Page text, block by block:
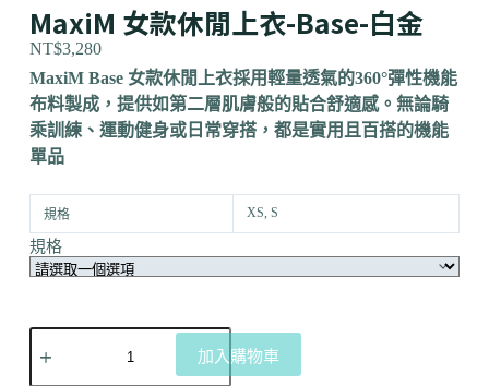
MaxiM 女款休閒上衣-Base-白金
NT$3,280
MaxiM Base 女款休閒上衣採用輕量透氣的360°彈性機能
布料製成，提供如第二層肌膚般的貼合舒適感。無論騎
乘訓練、運動健身或日常穿搭，都是實用且百搭的機能
單品
規格 XS, S
規格
加入購物車